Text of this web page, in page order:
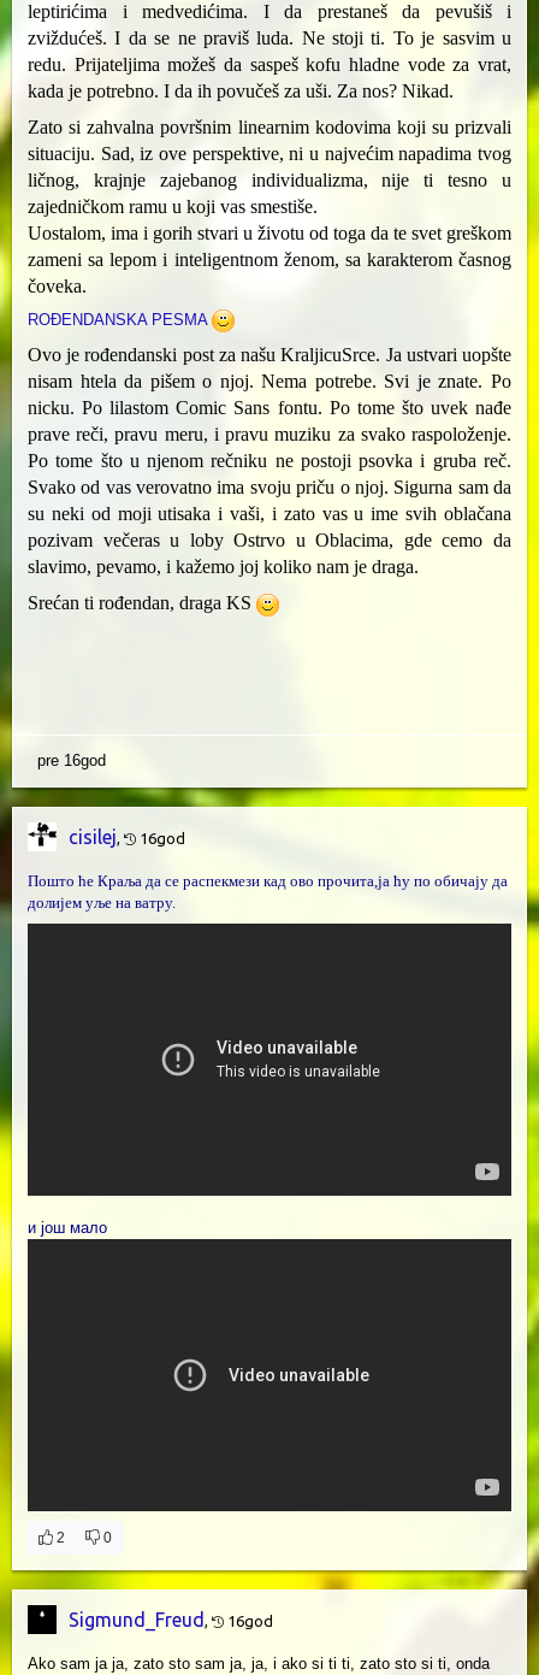
leptirićima i medvedićima. I da prestaneš da pevušiš i
zviždućeš. I da se ne praviš luda. Ne stoji ti. To je sasvim u
redu. Prijateljima možeš da saspeš kofu hladne vode za vrat,
kada je potrebno. I da ih povučeš za uši. Za nos? Nikad.
Zato si zahvalna površnim linearnim kodovima koji su prizvali
situaciju. Sad, iz ove perspektive, ni u najvećim napadima tvog
ličnog, krajnje zajebanog individualizma, nije ti tesno u
zajedničkom ramu u koji vas smestiše.
Uostalom, ima i gorih stvari u životu od toga da te svet greškom
zameni sa lepom i inteligentnom ženom, sa karakterom časnog
čoveka.
ROĐENDANSKA PESMA
Ovo je rođendanski post za našu KraljicuSrce. Ja ustvari uopšte
nisam htela da pišem o njoj. Nema potrebe. Svi je znate. Po
nicku. Po lilastom Comic Sans fontu. Po tome što uvek nađe
prave reči, pravu meru, i pravu muziku za svako raspoloženje.
Po tome što u njenom rečniku ne postoji psovka i gruba reč.
Svako od vas verovatno ima svoju priču o njoj. Sigurna sam da
su neki od moji utisaka i vaši, i zato vas u ime svih oblačana
pozivam večeras u loby Ostrvo u Oblacima, gde cemo da
slavimo, pevamo, i kažemo joj koliko nam je draga.
Srećan ti rođendan, draga KS
pre 16god
cisilej 16god
Пошто ће Краља да се распекмези кад ово прочита,ја ћу по обичају да
долијем уље на ватру.
и још мало
2 0
Sigmund_Freud 16god
Ako sam ja ja, zato sto sam ja, ja, i ako si ti ti, zato sto si ti, onda